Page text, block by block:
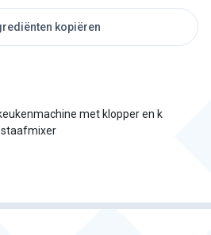
kopiëren
met klopper en k
staafmixer